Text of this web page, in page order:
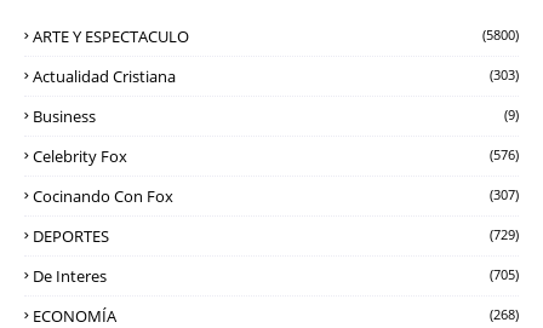
ARTE Y ESPECTACULO (5800)
Actualidad Cristiana (303)
Business (9)
Celebrity Fox (576)
Cocinando Con Fox (307)
DEPORTES (729)
De Interes (705)
ECONOMÍA (268)